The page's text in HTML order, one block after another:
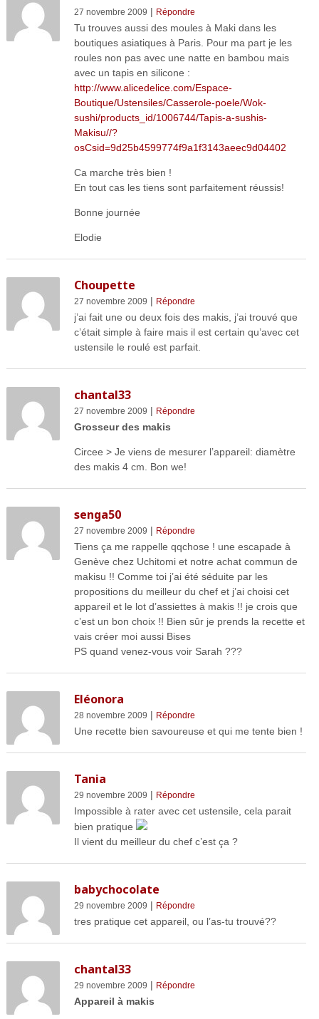
27 novembre 2009 | Répondre
Tu trouves aussi des moules à Maki dans les
boutiques asiatiques à Paris. Pour ma part je les
roules non pas avec une natte en bambou mais
avec un tapis en silicone :
http://www.alicedelice.com/Espace-
Boutique/Ustensiles/Casserole-poele/Wok-
sushi/products_id/1006744/Tapis-a-sushis-
Makisu//?
osCsid=9d25b4599774f9a1f3143aeec9d04402
Ca marche très bien !
En tout cas les tiens sont parfaitement réussis!
Bonne journée
Elodie
Choupette
27 novembre 2009 | Répondre
j’ai fait une ou deux fois des makis, j’ai trouvé que
c’était simple à faire mais il est certain qu’avec cet
ustensile le roulé est parfait.
chantal33
27 novembre 2009 | Répondre
Grosseur des makis
Circee > Je viens de mesurer l’appareil: diamètre
des makis 4 cm. Bon we!
senga50
27 novembre 2009 | Répondre
Tiens ça me rappelle qqchose ! une escapade à
Genève chez Uchitomi et notre achat commun de
makisu !! Comme toi j’ai été séduite par les
propositions du meilleur du chef et j’ai choisi cet
appareil et le lot d’assiettes à makis !! je crois que
c’est un bon choix !! Bien sûr je prends la recette et
vais créer moi aussi Bises
PS quand venez-vous voir Sarah ???
Eléonora
28 novembre 2009 | Répondre
Une recette bien savoureuse et qui me tente bien !
Tania
29 novembre 2009 | Répondre
Impossible à rater avec cet ustensile, cela parait
bien pratique
Il vient du meilleur du chef c’est ça ?
babychocolate
29 novembre 2009 | Répondre
tres pratique cet appareil, ou l’as-tu trouvé??
chantal33
29 novembre 2009 | Répondre
Appareil à makis